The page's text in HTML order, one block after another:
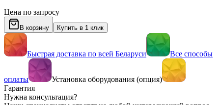
Цена по запросу
В корзину Купить в 1 клик
Быстрая доставка по всей Беларуси Все способы
оплаты
Установка оборудования (опция)
Гарантия
Нужна консультация?